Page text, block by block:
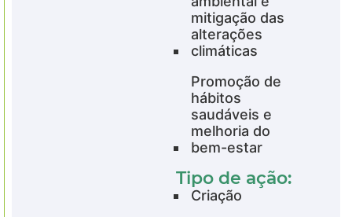
mitigação das
alterações
climáticas
Promoção de
hábitos
saudáveis e
melhoria do
bem-estar
Tipo de ação:
Criação